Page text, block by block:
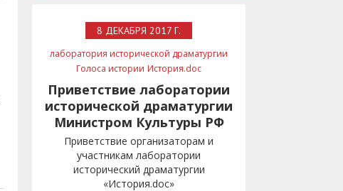
8 ДЕКАБРЯ 2017 Г.
лаборатория исторической драматургии
Голоса истории История.doc
фонд Культурная политика
Мединский
Приветствие лаборатории
исторической драматургии
Министром Культуры РФ
Приветствие организаторам и
участникам лаборатории
исторический драматургии
«История.doc»